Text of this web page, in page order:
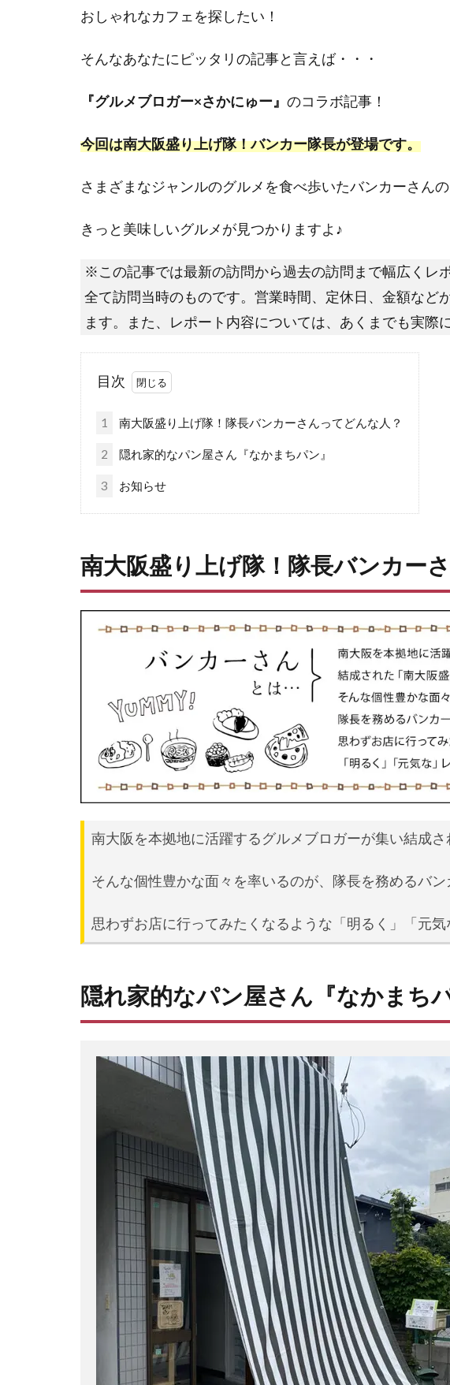
おしゃれなカフェを探したい！
そんなあなたにピッタリの記事と言えば・・・
『グルメブロガー×さかにゅー』 のコラボ記事！
今回は南大阪盛り上げ隊！バンカー隊長が登場です。
さまざまなジャンルのグルメを食べ歩いたバンカーさん
きっと美味しいグルメが見つかりますよ♪
※この記事では最新の訪問から過去の訪問まで幅広くレ
全て訪問当時のものです。営業時間、定休日、金額など
ます。また、レポート内容については、あくまでも実際
目次
1 南大阪盛り上げ隊！隊長バンカーさんってどんな人？
2 隠れ家的なパン屋さん『なかまちパン』
3 お知らせ
南大阪盛り上げ隊！隊長バンカー
南大阪を本拠地に活躍するグルメブロガーが集い結成さ
そんな個性豊かな面々を率いるのが、隊長を務めるバン
思わずお店に行ってみたくなるような「明るく」「元気
隠れ家的なパン屋さん『なかまち